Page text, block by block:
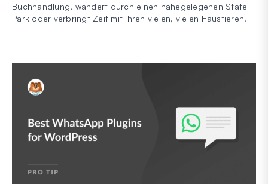
Buchhandlung, wandert durch einen nahegelegenen State
Park oder verbringt Zeit mit ihren vielen, vielen Haustieren.